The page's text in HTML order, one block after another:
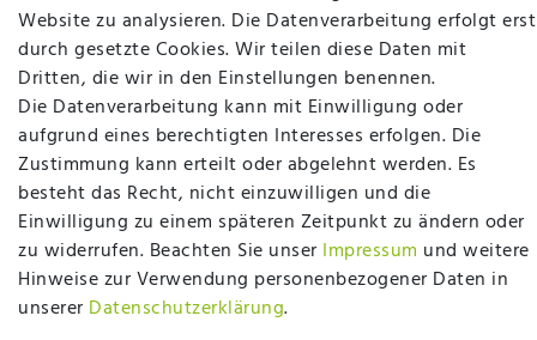
Website zu analysieren. Die Datenverarbeitung erfolgt erst
durch gesetzte Cookies. Wir teilen diese Daten mit
Dritten, die wir in den Einstellungen benennen.
Die Datenverarbeitung kann mit Einwilligung oder
aufgrund eines berechtigten Interesses erfolgen. Die
Zustimmung kann erteilt oder abgelehnt werden. Es
besteht das Recht, nicht einzuwilligen und die
Einwilligung zu einem späteren Zeitpunkt zu ändern oder
zu widerrufen. Beachten Sie unser Impressum und weitere
Hinweise zur Verwendung personenbezogener Daten in
unserer Daten­schutz­erklärung.
plentymarkets Template von Plenty Lions
BACK TO TOP